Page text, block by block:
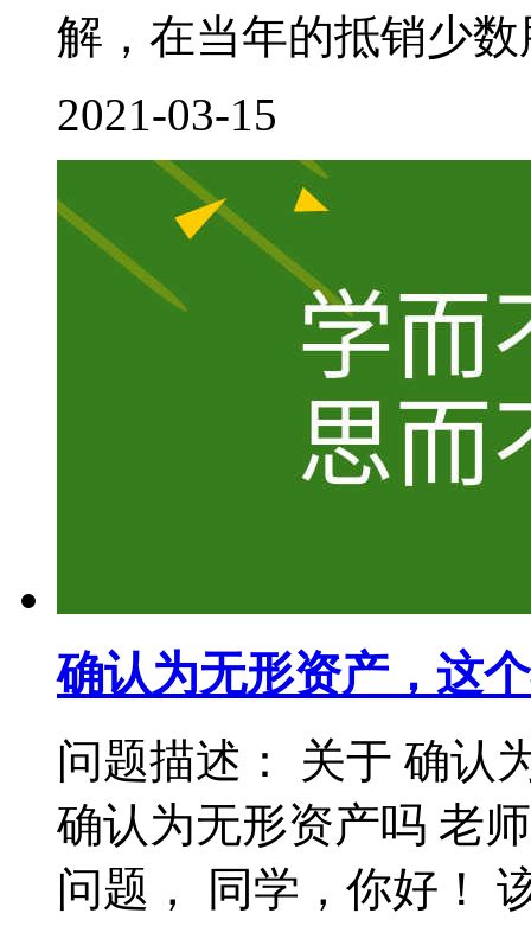
解，在当年的抵销少
2021-03-15
确认为无形资产，这
问题描述： 关于 确认
确认为无形资产吗 老
问题， 同学，你好！